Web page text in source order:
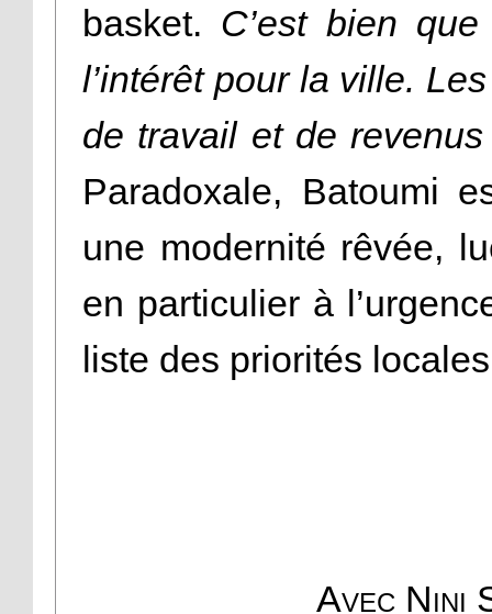
basket. C’est bien
l’intérêt pour la ville.
de travail et de
Paradoxale, Batoumi
une modernité rêvée,
en particulier à
liste des priorités
Avec Nini